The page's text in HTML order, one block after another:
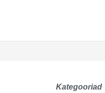
Kategooriad